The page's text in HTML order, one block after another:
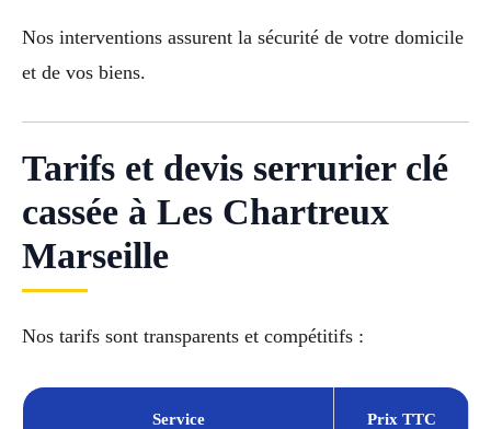
Nos interventions assurent la sécurité de votre domicile
et de vos biens.
Tarifs et devis serrurier clé
cassée à Les Chartreux
Marseille
Nos tarifs sont transparents et compétitifs :
Service Prix TTC